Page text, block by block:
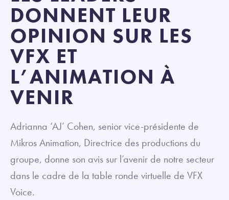
DONNENT LEUR
OPINION SUR LES
VFX ET
L’ANIMATION À
VENIR
Adrianna ‘AJ’ Cohen, senior vice-présidente de
Mikros Animation, Directrice des productions du
groupe, donne son avis sur l’avenir de notre secteur
dans le cadre de la table ronde virtuelle de VFX
Voice.